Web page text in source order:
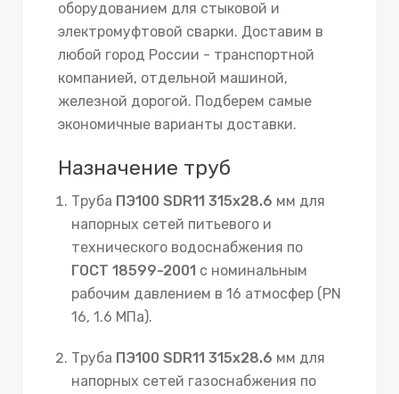
оборудованием для стыковой и
электромуфтовой сварки. Доставим в
любой город России - транспортной
компанией, отдельной машиной,
железной дорогой. Подберем самые
экономичные варианты доставки.
Назначение труб
Труба ПЭ100 SDR11 315х28.6 мм для
напорных сетей питьевого и
технического водоснабжения по
ГОСТ 18599-2001 с номинальным
рабочим давлением в 16 атмосфер (PN
16, 1.6 МПа).
Труба ПЭ100 SDR11 315х28.6 мм для
напорных сетей газоснабжения по